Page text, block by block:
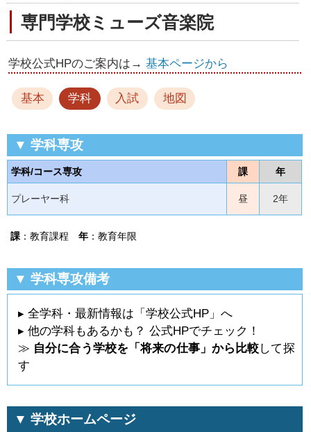
専門学校ミューズ音楽院
学校公式HPのご案内は→ 基本ページから
基本 学科 入試 地図
▼ 学科専攻
学科/コース専攻 課 年
プレーヤー科 昼 2年
課 ：教育課程 年 ：教育年限
▼ 学科専攻備考
▸ 全学科・最新情報は「学校公式HP」へ
▸ 他の学科もあるかも？ 公式HPでチェック！
≫ 自分に合う学校を「将来の仕事」から比較して探
す
▼ 学校ホームページ